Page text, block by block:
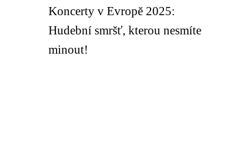
Koncerty v Evropě 2025:
Hudební smršť, kterou nesmíte
minout!